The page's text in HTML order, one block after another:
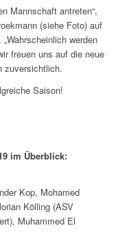
Mannschaft antreten“,
(siehe Foto) auf
werden
freuen uns auf die neue
zuversichtlich.
Saison!
im Überblick:
Kop, Mohamed
Kölling (ASV
Muhammed El